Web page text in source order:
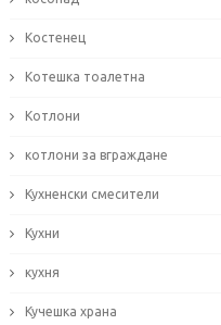
Костенец
Котешка тоалетна
Котлони
котлони за вграждане
Кухненски смесители
Кухни
кухня
Кучешка храна